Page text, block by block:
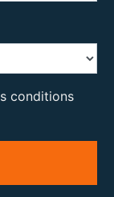
conditions